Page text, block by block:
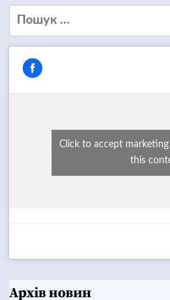
Пошук:
Click to accept
this
Архів новин